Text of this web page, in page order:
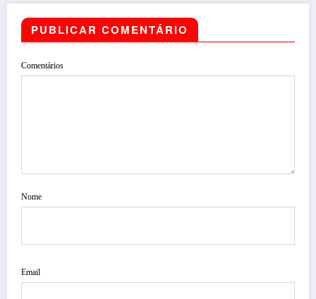
PUBLICAR COMENTÁRIO
Comentários
Nome
Email